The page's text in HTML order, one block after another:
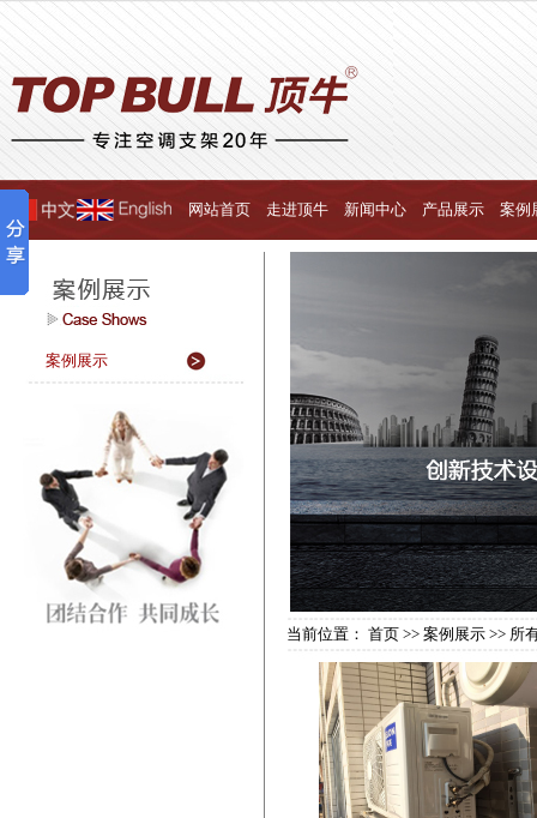
网站首页 走进顶牛 新闻中心 产品展示 案例
案例展示
当前位置：首页 >>案例展示 >> 所